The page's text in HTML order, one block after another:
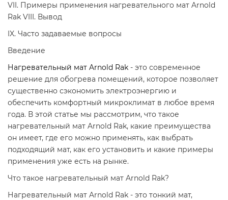
VII. Примеры применения нагревательного мат Arnold
Rak VIII. Вывод
IX. Часто задаваемые вопросы
Введение
Нагревательный мат Arnold Rak - это современное
решение для обогрева помещений, которое позволяет
существенно сэкономить электроэнергию и
обеспечить комфортный микроклимат в любое время
года. В этой статье мы рассмотрим, что такое
нагревательный мат Arnold Rak, какие преимущества
он имеет, где его можно применять, как выбрать
подходящий мат, как его установить и какие примеры
применения уже есть на рынке.
Что такое нагревательный мат Arnold Rak?
Нагревательный мат Arnold Rak - это тонкий мат,